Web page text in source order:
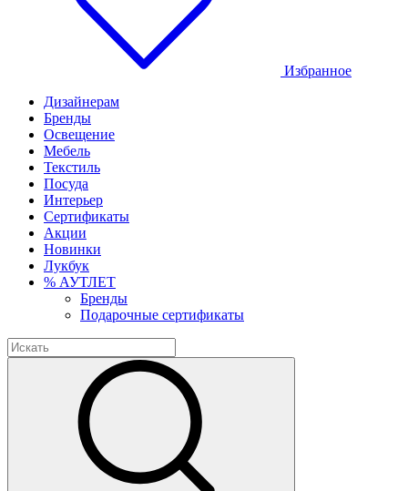
Избранное
Дизайнерам
Бренды
Освещение
Мебель
Текстиль
Посуда
Интерьер
Сертификаты
Акции
Новинки
Лукбук
% АУТЛЕТ
Бренды
Подарочные сертификаты